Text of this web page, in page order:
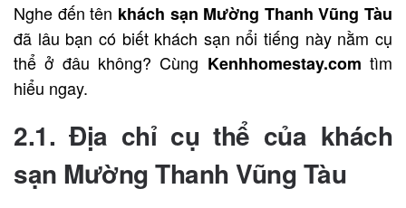
Nghe đến tên khách sạn Mường Thanh Vũng Tàu
đã lâu bạn có biết khách sạn nổi tiếng này nằm cụ
thể ở đâu không? Cùng Kenhhomestay.comtìm
hiểu ngay.
2.1. Địa chỉ cụ thể của khách
sạn Mường Thanh Vũng Tàu